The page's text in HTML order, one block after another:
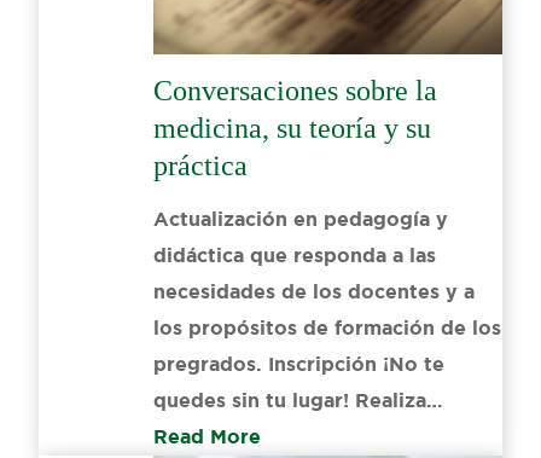
Conversaciones sobre la
medicina, su teoría y su
práctica
Actualización en pedagogía y
didáctica que responda a las
necesidades de los docentes y a
los propósitos de formación de los
pregrados. Inscripción ¡No te
quedes sin tu lugar! Realiza…
Read More